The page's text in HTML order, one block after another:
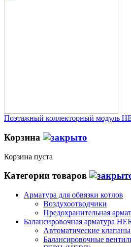
Поэтажный коллекторный модуль
Корзина
Корзина пуста
Категории товаров
Арматура для обвязки котлов
Воздухоотводчики
Предохранительная
Балансировочная арматура
Автоматические
Балансировочные